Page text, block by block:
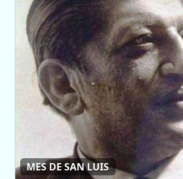
MES DE SAN LUIS